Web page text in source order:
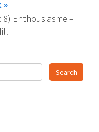
»
8) Enthousiasme –
–